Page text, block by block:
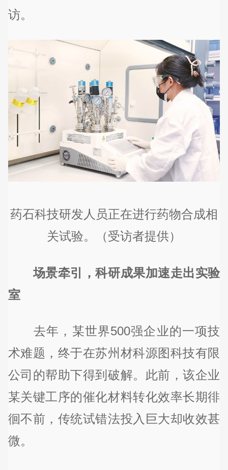
访。
药石科技研发人员正在进行药物合成相
关试验。（受访者提供）
场景牵引，科研成果加速走出实验
室
去年，某世界500强企业的一项技
术难题，终于在苏州材科源图科技有限
公司的帮助下得到破解。此前，该企业
某关键工序的催化材料转化效率长期徘
徊不前，传统试错法投入巨大却收效甚
微。